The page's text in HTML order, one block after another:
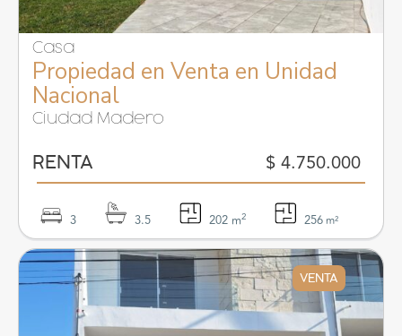
Casa
Propiedad en Venta en Unidad
Nacional
Ciudad Madero
RENTA $ 4.750.000
3 3.5 202 m2 256 m²
VENTA